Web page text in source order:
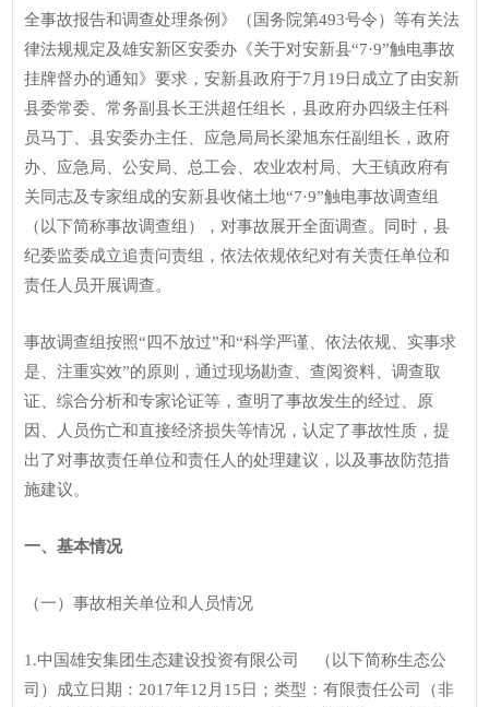
全事故报告和调查处理条例》（国务院第493号令）等有关法
律法规规定及雄安新区安委办《关于对安新县“7·9”触电事故
挂牌督办的通知》要求，安新县政府于7月19日成立了由安新
县委常委、常务副县长王洪超任组长，县政府办四级主任科
员马丁、县安委办主任、应急局局长梁旭东任副组长，政府
办、应急局、公安局、总工会、农业农村局、大王镇政府有
关同志及专家组成的安新县收储土地“7·9”触电事故调查组
（以下简称事故调查组），对事故展开全面调查。同时，县
纪委监委成立追责问责组，依法依规依纪对有关责任单位和
责任人员开展调查。
事故调查组按照“四不放过”和“科学严谨、依法依规、实事求
是、注重实效”的原则，通过现场勘查、查阅资料、调查取
证、综合分析和专家论证等，查明了事故发生的经过、原
因、人员伤亡和直接经济损失等情况，认定了事故性质，提
出了对事故责任单位和责任人的处理建议，以及事故防范措
施建议。
一、基本情况
（一）事故相关单位和人员情况
1.中国雄安集团生态建设投资有限公司 （以下简称生态公
司）成立日期：2017年12月15日；类型：有限责任公司（非